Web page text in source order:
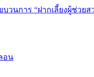
วนการ “ฝากเลี้ยงผู้ช่วยส
อน